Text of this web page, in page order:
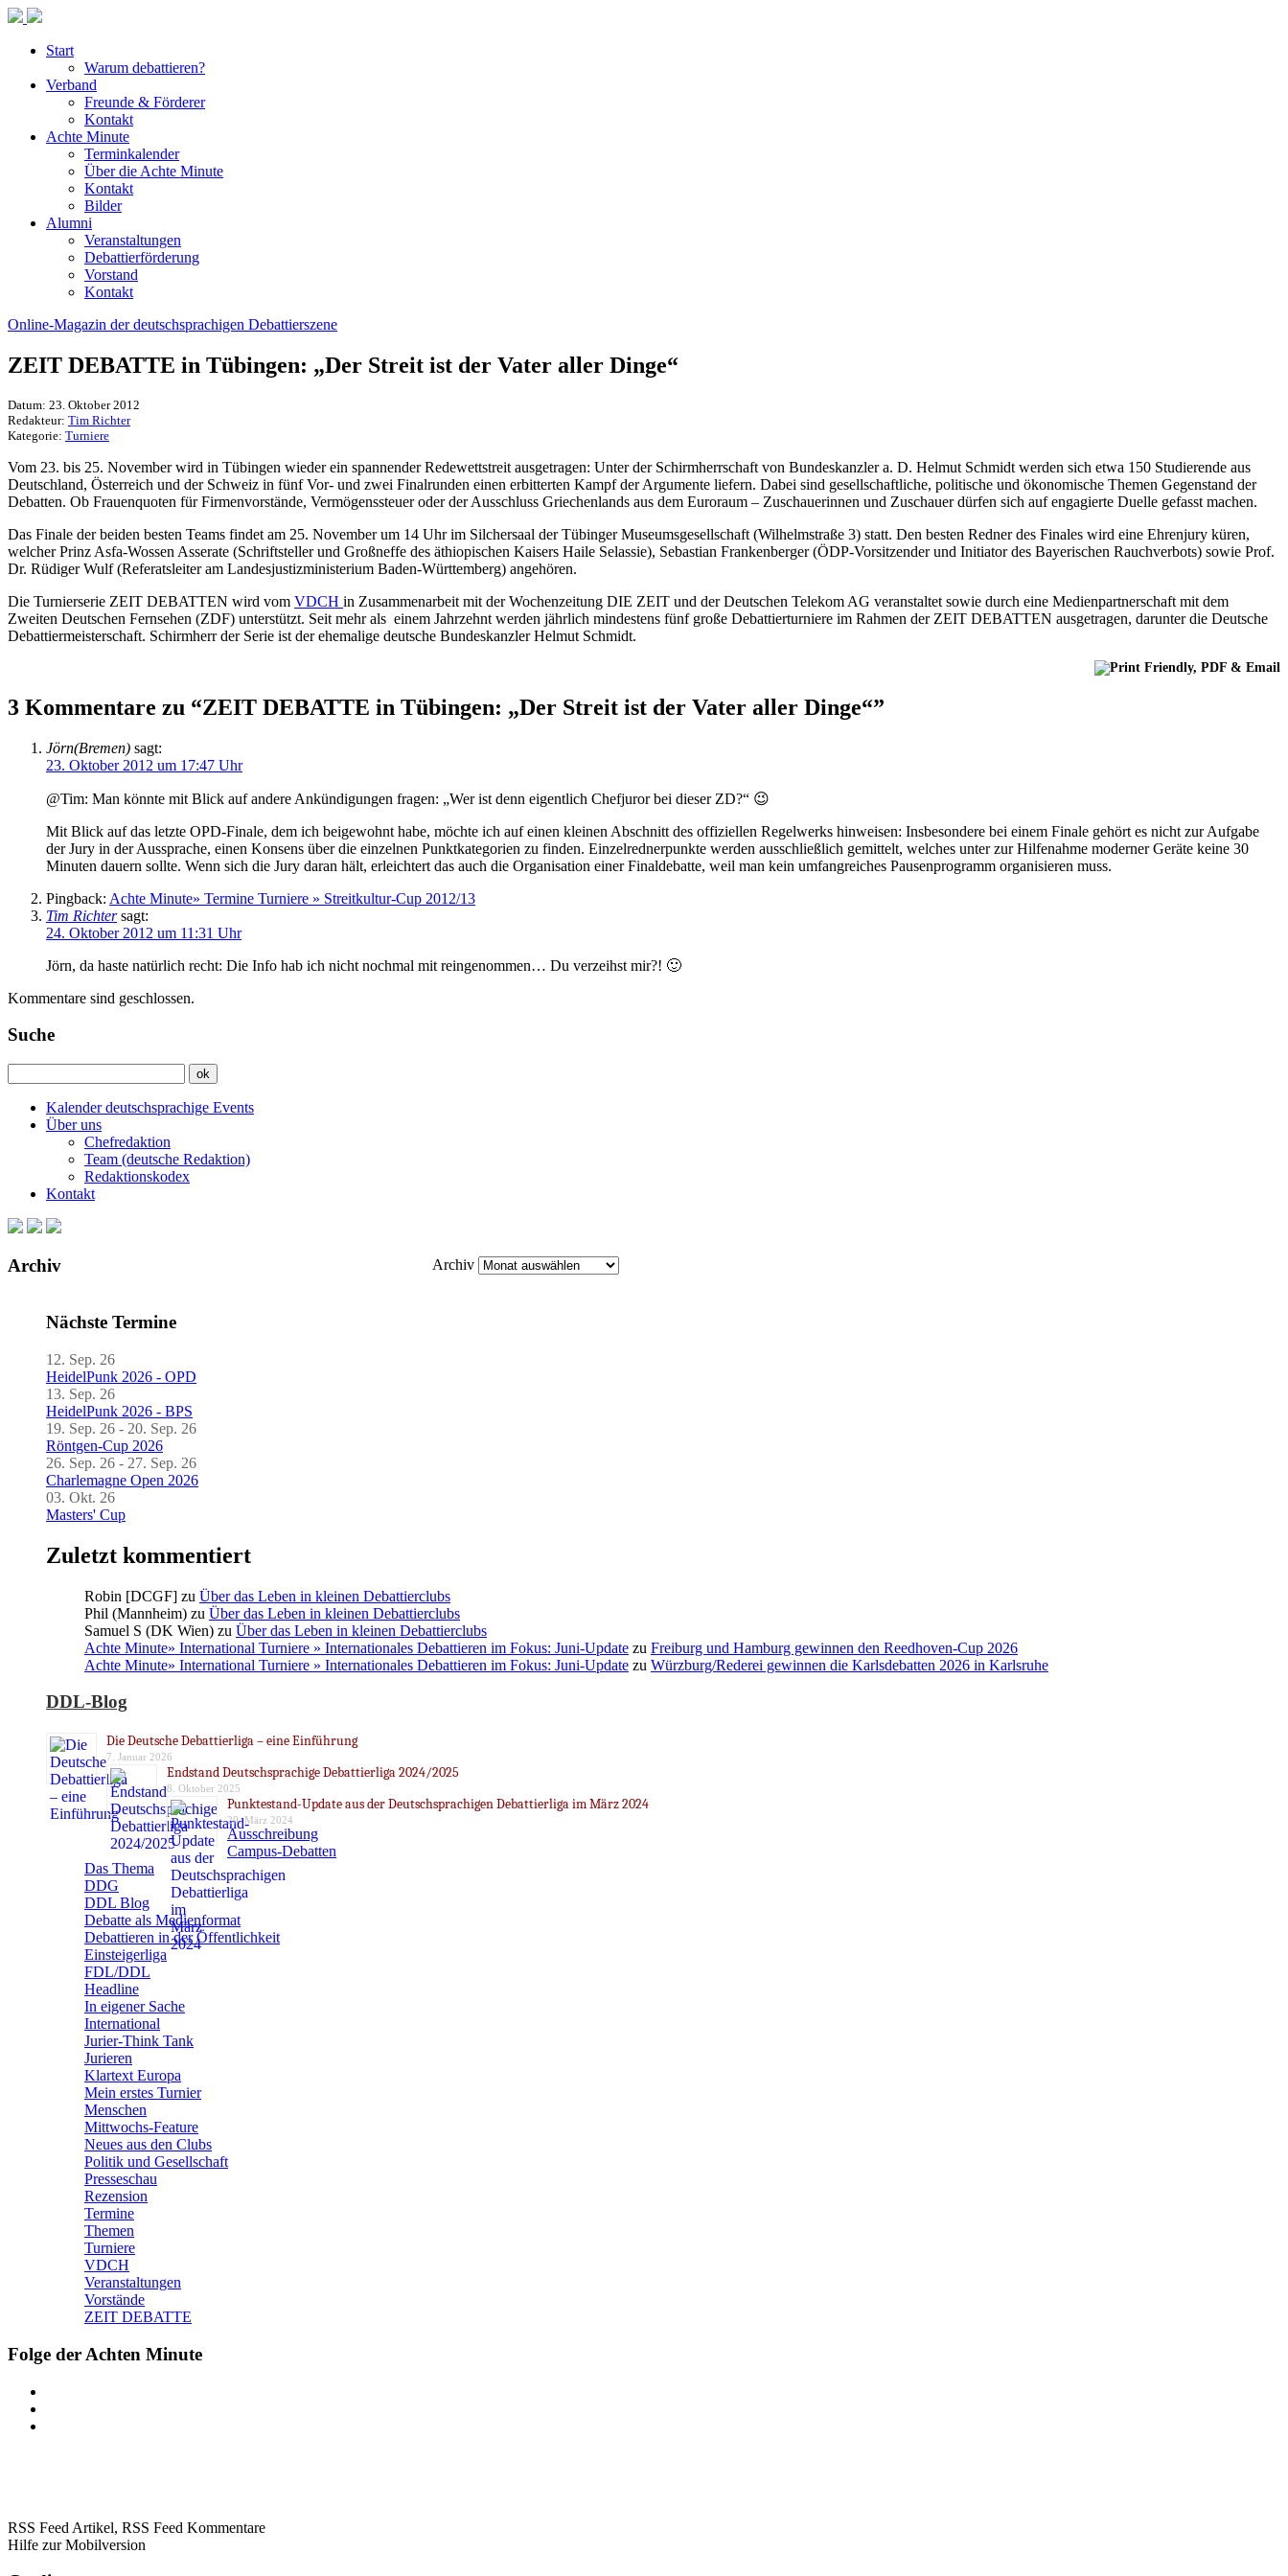
Start
Warum debattieren?
Verband
Freunde & Förderer
Kontakt
Achte Minute
Terminkalender
Über die Achte Minute
Kontakt
Bilder
Alumni
Veranstaltungen
Debattierförderung
Vorstand
Kontakt
Online-Magazin der deutschsprachigen Debattierszene
ZEIT DEBATTE in Tübingen: „Der Streit ist der Vater aller Dinge“
Datum: 23. Oktober 2012
Redakteur: Tim Richter
Kategorie: Turniere
Vom 23. bis 25. November wird in Tübingen wieder ein spannender Redewettstreit ausgetragen: Unter der Schirmherrschaft von Bundeskanzler a. D. Helmut Schmidt werden sich etwa 150 Studierende aus
Deutschland, Österreich und der Schweiz in fünf Vor- und zwei Finalrunden einen erbitterten Kampf der Argumente liefern. Dabei sind gesellschaftliche, politische und ökonomische Themen Gegenstand der
Debatten. Ob Frauenquoten für Firmenvorstände, Vermögenssteuer oder der Ausschluss Griechenlands aus dem Euroraum – Zuschauerinnen und Zuschauer dürfen sich auf engagierte Duelle gefasst machen.
Das Finale der beiden besten Teams findet am 25. November um 14 Uhr im Silchersaal der Tübinger Museumsgesellschaft (Wilhelmstraße 3) statt. Den besten Redner des Finales wird eine Ehrenjury küren,
welcher Prinz Asfa-Wossen Asserate (Schriftsteller und Großneffe des äthiopischen Kaisers Haile Selassie), Sebastian Frankenberger (ÖDP-Vorsitzender und Initiator des Bayerischen Rauchverbots) sowie Prof.
Dr. Rüdiger Wulf (Referatsleiter am Landesjustizministerium Baden-Württemberg) angehören.
Die Turnierserie ZEIT DEBATTEN wird vom VDCH in Zusammenarbeit mit der Wochenzeitung DIE ZEIT und der Deutschen Telekom AG veranstaltet sowie durch eine Medienpartnerschaft mit dem
Zweiten Deutschen Fernsehen (ZDF) unterstützt. Seit mehr als einem Jahrzehnt werden jährlich mindestens fünf große Debattierturniere im Rahmen der ZEIT DEBATTEN ausgetragen, darunter die Deutsche
Debattiermeisterschaft. Schirmherr der Serie ist der ehemalige deutsche Bundeskanzler Helmut Schmidt.
3 Kommentare zu “ZEIT DEBATTE in Tübingen: „Der Streit ist der Vater aller Dinge“”
Jörn(Bremen) sagt:
23. Oktober 2012 um 17:47 Uhr
@Tim: Man könnte mit Blick auf andere Ankündigungen fragen: „Wer ist denn eigentlich Chefjuror bei dieser ZD?“ 😉
Mit Blick auf das letzte OPD-Finale, dem ich beigewohnt habe, möchte ich auf einen kleinen Abschnitt des offiziellen Regelwerks hinweisen: Insbesondere bei einem Finale gehört es nicht zur Aufgabe
der Jury in der Aussprache, einen Konsens über die einzelnen Punktkategorien zu finden. Einzelrednerpunkte werden ausschließlich gemittelt, welches unter zur Hilfenahme moderner Geräte keine 30
Minuten dauern sollte. Wenn sich die Jury daran hält, erleichtert das auch die Organisation einer Finaldebatte, weil man kein umfangreiches Pausenprogramm organisieren muss.
Pingback: Achte Minute» Termine Turniere » Streitkultur-Cup 2012/13
Tim Richter sagt:
24. Oktober 2012 um 11:31 Uhr
Jörn, da haste natürlich recht: Die Info hab ich nicht nochmal mit reingenommen… Du verzeihst mir?! 🙂
Kommentare sind geschlossen.
Suche
Kalender deutschsprachige Events
Über uns
Chefredaktion
Team (deutsche Redaktion)
Redaktionskodex
Kontakt
Archiv Archiv
Nächste Termine
12. Sep. 26
HeidelPunk 2026 - OPD
13. Sep. 26
HeidelPunk 2026 - BPS
19. Sep. 26 - 20. Sep. 26
Röntgen-Cup 2026
26. Sep. 26 - 27. Sep. 26
Charlemagne Open 2026
03. Okt. 26
Masters' Cup
Zuletzt kommentiert
Robin [DCGF] zu Über das Leben in kleinen Debattierclubs
Phil (Mannheim) zu Über das Leben in kleinen Debattierclubs
Samuel S (DK Wien) zu Über das Leben in kleinen Debattierclubs
Achte Minute» International Turniere » Internationales Debattieren im Fokus: Juni-Update zu Freiburg und Hamburg gewinnen den Reedhoven-Cup 2026
Achte Minute» International Turniere » Internationales Debattieren im Fokus: Juni-Update zu Würzburg/Rederei gewinnen die Karlsdebatten 2026 in Karlsruhe
DDL-Blog
Die Deutsche Debattierliga – eine Einführung
7. Januar 2026
Endstand Deutschsprachige Debattierliga 2024/2025
8. Oktober 2025
Punktestand-Update aus der Deutschsprachigen Debattierliga im März 2024
20. März 2024
Ausschreibung
Campus-Debatten
Das Thema
DDG
DDL Blog
Debatte als Medienformat
Debattieren in der Öffentlichkeit
Einsteigerliga
FDL/DDL
Headline
In eigener Sache
International
Jurier-Think Tank
Jurieren
Klartext Europa
Mein erstes Turnier
Menschen
Mittwochs-Feature
Neues aus den Clubs
Politik und Gesellschaft
Presseschau
Rezension
Termine
Themen
Turniere
VDCH
Veranstaltungen
Vorstände
ZEIT DEBATTE
Folge der Achten Minute
RSS Feed Artikel, RSS Feed Kommentare
Hilfe zur Mobilversion